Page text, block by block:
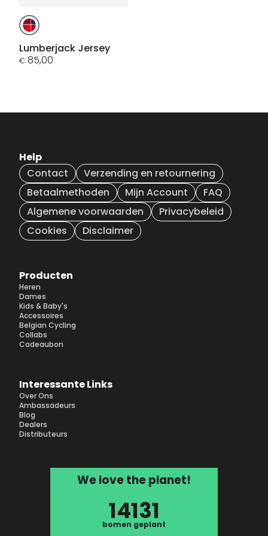
Dit
product
heeft
meerdere
kan
op
de
productpagina
Lumberjack Jersey
€ 85,00
Help
Contact
Verzending en retournering
Betaalmethoden
Mijn Account
FAQ
Algemene voorwaarden
Privacybeleid
Cookies
Disclaimer
Producten
Heren
Dames
Kids & Baby's
Accessoires
Belgian Cycling
Collabs
Cadeaubon
Interessante Links
Over Ons
Ambassadeurs
Blog
Dealers
Distributeurs
We love the planet!
14131
bomen geplant